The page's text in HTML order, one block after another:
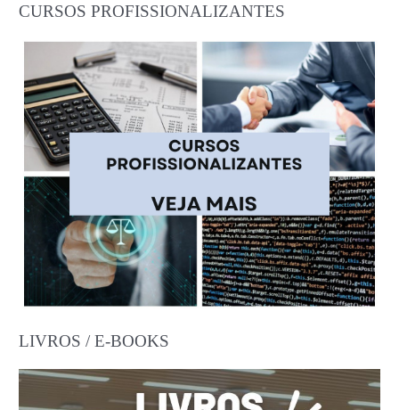
CURSOS PROFISSIONALIZANTES
LIVROS / E-BOOKS